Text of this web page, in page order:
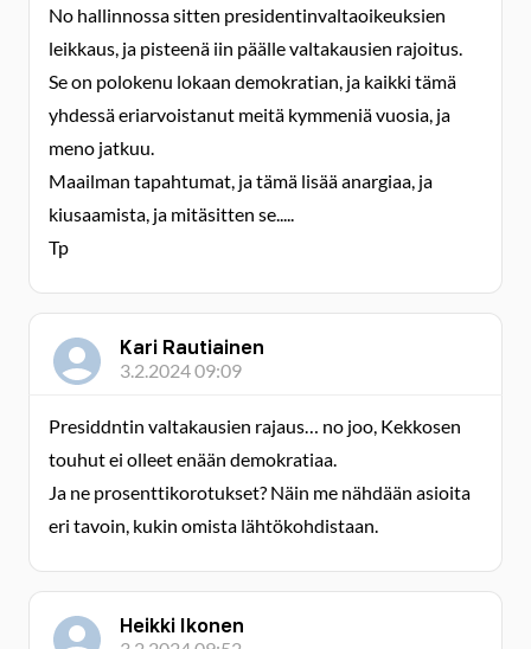
No hallinnossa sitten presidentinvaltaoikeuksien
leikkaus, ja pisteenä iin päälle valtakausien rajoitus.
Se on polokenu lokaan demokratian, ja kaikki tämä
yhdessä eriarvoistanut meitä kymmeniä vuosia, ja
meno jatkuu.
Maailman tapahtumat, ja tämä lisää anargiaa, ja
kiusaamista, ja mitäsitten se.....
Tp
Kari Rautiainen
3.2.2024 09:09
Presiddntin valtakausien rajaus… no joo, Kekkosen
touhut ei olleet enään demokratiaa.
Ja ne prosenttikorotukset? Näin me nähdään asioita
eri tavoin, kukin omista lähtökohdistaan.
Heikki Ikonen